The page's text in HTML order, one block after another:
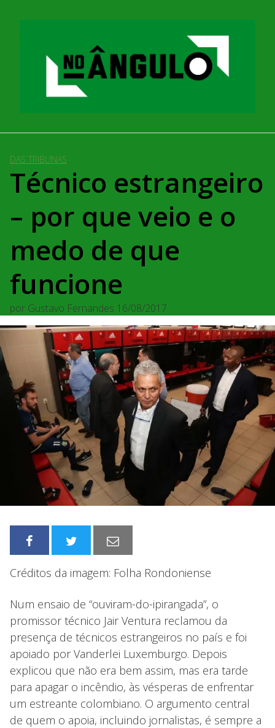
DAS TRIBUNAS
Técnico estrangeiro
– por que veio e o
medo de que
funcione
por Gustavo Fernandes 16/08/2017
Créditos da imagem: Folha Rondoniense
Num ensaio de “ouviram-do-ipirangada”, o
promissor técnico Jair Ventura reclamou da
presença de técnicos estrangeiros no país e foi
apoiado por Vanderlei Luxemburgo. Depois
explicou que não era bem assim, mas era tarde
para apagar o incêndio, às vésperas de enfrentar
um estreante colombiano. O argumento central
de quem o apoia, incluindo jornalistas, é sempre a